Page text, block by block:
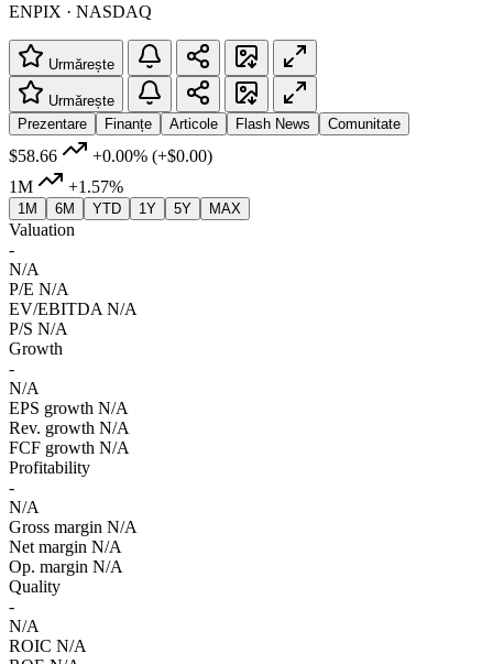
ENPIX · NASDAQ
Urmărește
Urmărește
Prezentare
Finanțe Articole Flash News Comunitate
$58.66 +0.00% (+$0.00)
1M
+1.57%
1M 6M YTD 1Y 5Y MAX
Valuation
-
N/A
P/E N/A
EV/EBITDA N/A
P/S N/A
Growth
-
N/A
EPS growth N/A
Rev. growth N/A
FCF growth N/A
Profitability
-
N/A
Gross margin N/A
Net margin N/A
Op. margin N/A
Quality
-
N/A
ROIC N/A